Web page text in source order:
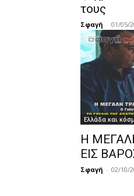
τους
Σφαγή - 01/05/
Ελλάδα και
Η
ΕΙΣ
Σφαγή - 02/10/